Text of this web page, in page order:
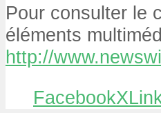
Pour consulter le
éléments
http://
FacebookX